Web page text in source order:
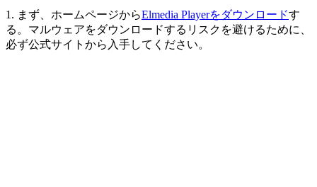
1. まず、ホームページからElmedia Playerをダウンロードす
る。マルウェアをダウンロードするリスクを避けるために、
必ず公式サイトから入手してください。